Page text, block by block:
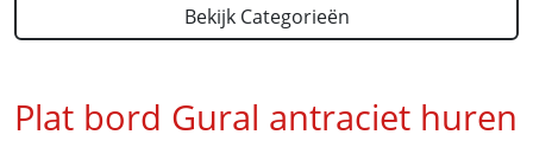
Bekijk Categorieën
Plat bord Gural antraciet huren